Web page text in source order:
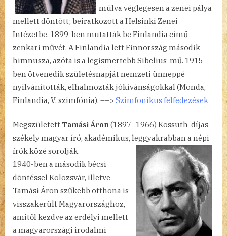
múlva véglegesen a zenei pálya
mellett döntött; beiratkozott a Helsinki Zenei
Intézetbe. 1899-ben mutatták be Finlandia című
zenkari művét. A Finlandia lett Finnország második
himnusza, azóta is a legismertebb Sibelius-mű. 1915-
ben ötvenedik születésnapját nemzeti ünneppé
nyilvánították, elhalmozták jókívánságokkal (Monda,
Finlandia, V. szimfónia). ––> Szimfonikus felfedezések
Megszületett Tamási Áron(1897–1966) Kossuth-díjas
székely magyar író, akadémikus, leggyakrabban a népi
írók közé sorolják.
1940-ben a második bécsi
döntéssel Kolozsvár, illetve
Tamási Áron szűkebb otthona is
visszakerült Magyarországhoz,
amitől kezdve az erdélyi mellett
a magyarországi irodalmi